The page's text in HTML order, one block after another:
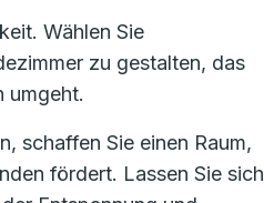
Wählen Sie
zu gestalten, das
umgeht.
schaffen Sie einen Raum,
fördert. Lassen Sie sich